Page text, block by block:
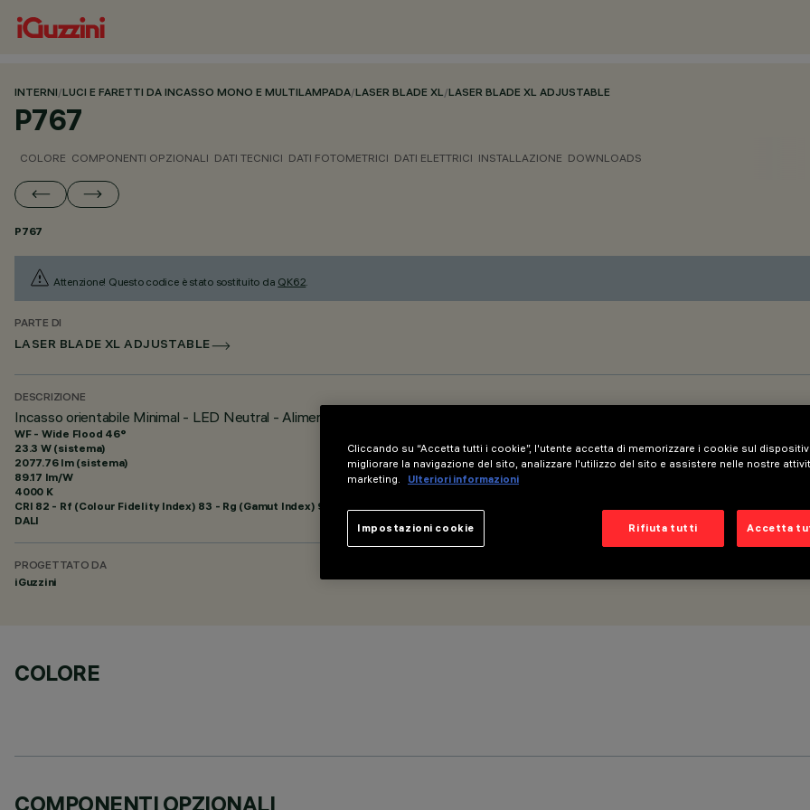
INTERNI/LUCI E FARETTI DA INCASSO MONO E MULTILAMPADA/LASER BLADE XL/LASER BLADE XL ADJUSTABLE
P767
COLORE COMPONENTI OPZIONALI DATI TECNICI DATI FOTOMETRICI DATI ELETTRICI INSTALLAZIONE DOWNLOADS
P767
Attenzione! Questo codice è stato sostituito da QK62.
PARTE DI
LASER BLADE XL ADJUSTABLE
DESCRIZIONE
Incasso orientabile Minimal - LED Neutral - Alimentazione dimmerabile DALI - Wide Flood
WF - Wide Flood 46°
23.3 W (sistema)
2077.76 lm (sistema)
89.17 lm/W
4000 K
CRI 82 - Rf (Colour Fidelity Index) 83 - Rg (Gamut Index) 94
DALI
PROGETTATO DA
iGuzzini
COLORE
COMPONENTI OPZIONALI
Cliccando su “Accetta tutti i cookie”, l'utente accetta di memorizzare i cookie sul
migliorare la navigazione del sito, analizzare l'utilizzo del sito e assistere nelle nostre
marketing.
Ulteriori informazioni
Rifiuta tutti Accetta
Impostazioni cookie